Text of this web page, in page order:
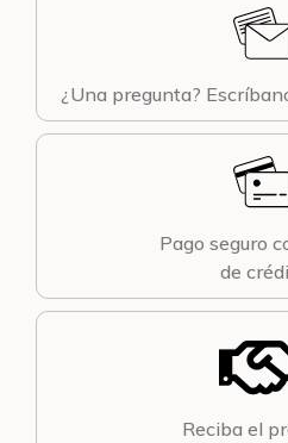
¿Una pregunta?
Pago seguro
de
Reciba el